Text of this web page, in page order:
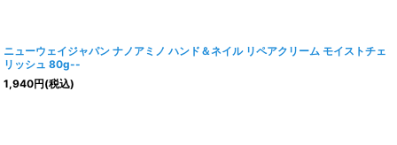
ニューウェイジャパン ナノアミノ ハンド＆ネイル リペアクリーム モイストチェ
リッシュ 80g--
1,940円(税込)